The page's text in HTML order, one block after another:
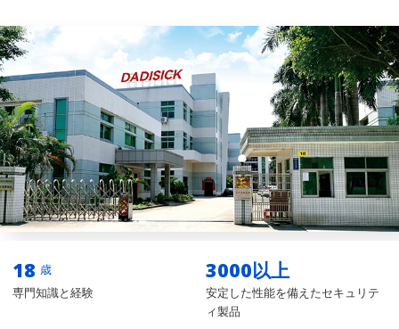
18 歳
専門知識と経験
3000以上
安定した性能を備えたセキュリテ
ィ製品